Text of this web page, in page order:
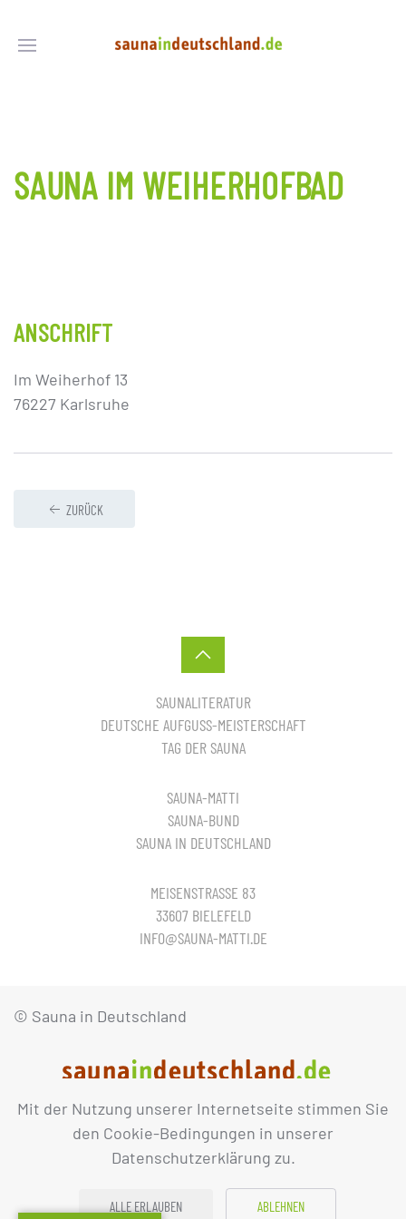
Mit der Nutzung unserer Internetseite stimmen Sie
den Cookie-Bedingungen in unserer
Datenschutzerklärung zu.
ALLE ERLAUBEN ABLEHNEN
SAUNA IM WEIHERHOFBAD
ANSCHRIFT
Im Weiherhof 13
76227 Karlsruhe
ZURÜCK
SAUNALITERATUR
DEUTSCHE AUFGUSS-MEISTERSCHAFT
TAG DER SAUNA
SAUNA-MATTI
SAUNA-BUND
SAUNA IN DEUTSCHLAND
MEISENSTRASSE 83
33607 BIELEFELD
INFO@SAUNA-MATTI.DE
© Sauna in Deutschland
IMPRESSUM DATENSCHUTZ